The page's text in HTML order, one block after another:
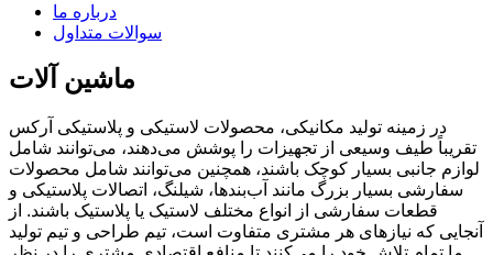
درباره ما
سوالات متداول
ماشین آلات
در زمینه تولید مکانیکی، محصولات لاستیکی و پلاستیکی آرکس
تقریباً طیف وسیعی از تجهیزات را پوشش می‌دهند، می‌توانند شامل
لوازم جانبی بسیار کوچک باشند، همچنین می‌توانند شامل محصولات
سفارشی بسیار بزرگ مانند آب‌بندها، شیلنگ، اتصالات پلاستیکی و
قطعات سفارشی از انواع مختلف لاستیک یا پلاستیک باشند. از
آنجایی که نیازهای هر مشتری متفاوت است، تیم طراحی و تیم تولید